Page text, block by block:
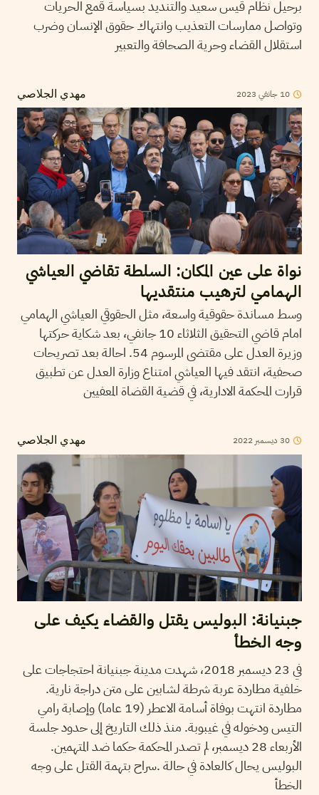
برحيل نظام قيس سعيد والتنديد بسياسة قمع الحريات
وتواصل ممارسات التعذيب وانتهاك حقوق الإنسان وضرب
استقلال القضاء وحرية الصحافة والتعبير
مهدي الجلاصي 10 جانفي 2023
نواة على عين المكان: السلطة تقاضي العياشي
الهمامي لترهيب منتقديها
وسط مساندة حقوقية واسعة، مثل الحقوقي العياشي الهمامي
امام قاضي التحقيق الثلاثاء 10 جانفي، بعد شكاية حركتها
وزيرة العدل على مقتضى المرسوم 54. احالة بعد تصريحات
صحفية، انتقد فيها العياشي امتناع وزارة العدل عن تطبيق
قرارت المحكمة الادارية، في قضية القضاة المعفيين
مهدي الجلاصي 30 ديسمبر 2022
جبنيانة: البوليس يقتل والقضاء يكيف على
وجه الخطأ
في 23 ديسمبر 2018، شهدت مدينة جبنيانة احتجاجات على
خلفية مطاردة عربة شرطة لشابين على متن دراجة نارية.
مطاردة انتهت بوفاة أسامة الاعطر (19 عاما) وإصابة رامي
التيس ودخوله في غيبوبة. منذ ذلك التاريخ إلى حدود جلسة
الأربعاء 28 ديسمبر، لم تصدر المحكمة حكما ضد المتهمين.
البوليس يحال كالعادة في حالة .سراح بتهمة القتل على وجه
الخطأ